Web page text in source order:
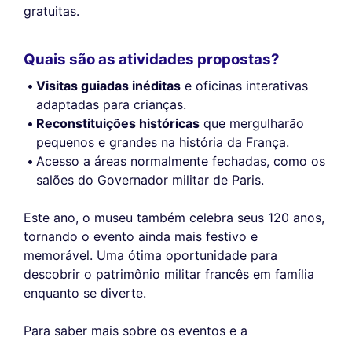
gratuitas.
Quais são as atividades propostas?
Visitas guiadas inéditas e oficinas interativas
adaptadas para crianças.
Reconstituições históricas que mergulharão
pequenos e grandes na história da França.
Acesso a áreas normalmente fechadas, como os
salões do Governador militar de Paris.
Este ano, o museu também celebra seus 120 anos,
tornando o evento ainda mais festivo e
memorável. Uma ótima oportunidade para
descobrir o patrimônio militar francês em família
enquanto se diverte.
Para saber mais sobre os eventos e a